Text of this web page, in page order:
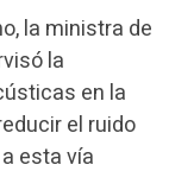
la ministra de
la
en la
el ruido
esta vía